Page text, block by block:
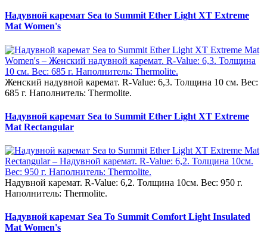
Надувной каремат Sea to Summit Ether Light XT Extreme
Mat Women's
Женский надувной каремат. R-Value: 6,3. Толщина 10 см. Вес:
685 г. Наполнитель: Thermolite.
Надувной каремат Sea to Summit Ether Light XT Extreme
Mat Rectangular
Надувной каремат. R-Value: 6,2. Толщина 10см. Вес: 950 г.
Наполнитель: Thermolite.
Надувной каремат Sea To Summit Comfort Light Insulated
Mat Women's